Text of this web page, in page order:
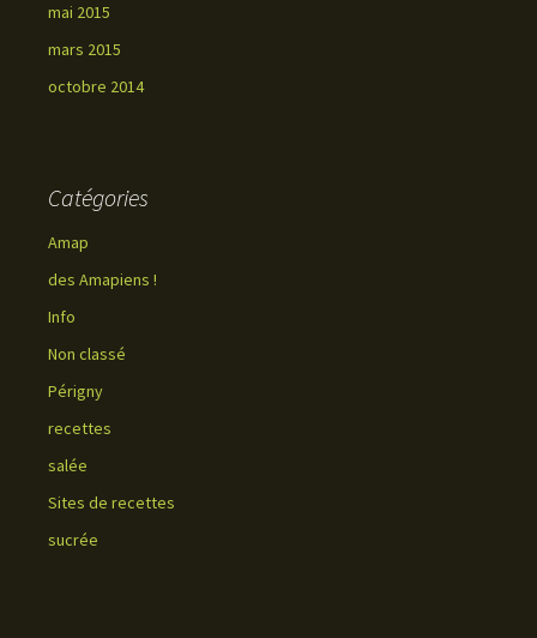
mai 2015
mars 2015
octobre 2014
Catégories
Amap
des Amapiens !
Info
Non classé
Périgny
recettes
salée
Sites de recettes
sucrée